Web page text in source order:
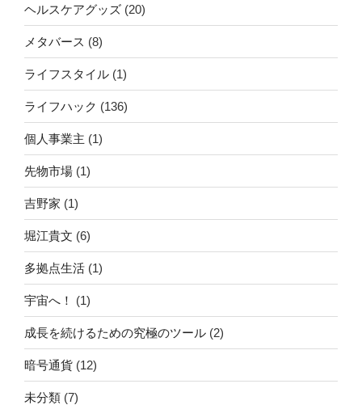
ヘルスケアグッズ (20)
メタバース (8)
ライフスタイル (1)
ライフハック (136)
個人事業主 (1)
先物市場 (1)
吉野家 (1)
堀江貴文 (6)
多拠点生活 (1)
宇宙へ！ (1)
成長を続けるための究極のツール (2)
暗号通貨 (12)
未分類 (7)